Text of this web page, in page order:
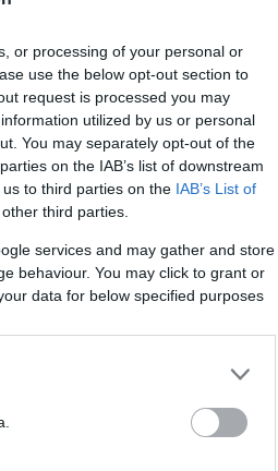
or processing of your personal or
use the below opt-out section to
request is processed you may
utilized by us or personal
You may separately opt-out of the
on the IAB’s list of downstream
to third parties on the IAB’s List of
third parties.
services and may gather and store
behaviour. You may click to grant or
data for below specified purposes
EZT HALLGASD!
EGY
ÚJ
ZENE